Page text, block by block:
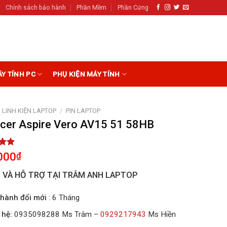
Chính sách bảo hành Phần Mềm Phần Cứng
TÍNH PC PHỤ KIỆN MÁY TÍNH
LINH KIỆN LAPTOP / PIN LAPTOP
Aspire Vero AV15 51 58HB
₫
VÀ HỖ TRỢ TẠI TRÂM ANH LAPTOP
đổi mới : 6 Tháng
0935098288 Ms Trâm – 0929217943 Ms Hiền